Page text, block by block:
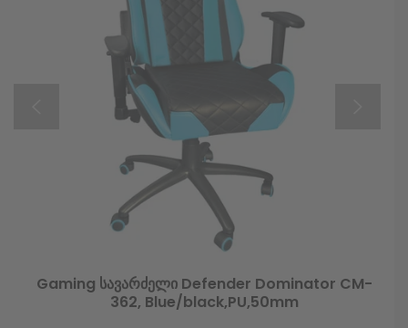
Gaming სავარძელი Defender Dominator CM-
362, Blue/black,PU,50mm